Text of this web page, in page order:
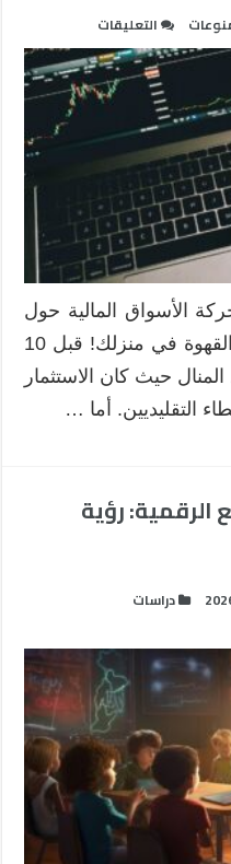
التعليقات
كيف
أصبح
التداول
عالم
الاستثمار
الرقمي
؟
مغلقة
الأسواق المالية حول
العالم بينما تشرب فنجاناً من القهوة في منزلك! قبل 10
حيث كان الاستثمار
التقليديين. أما …
الرقمية: رؤية
دراسات